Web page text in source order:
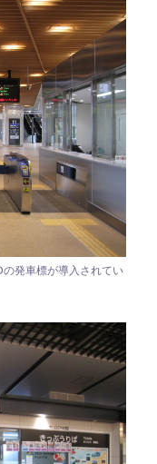
発車標が導入されてい